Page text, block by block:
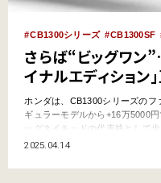
CB1300シリーズ CB1300SF
さらば“ビッグワン
イナルエディション
ホンダは、CB1300シリーズの
ギュラーモデルから+16万5000
ッグネイキッドの代表格として
ングマシン編集部 ●外部リンク:
ドスポーツ」を具現化し…
2025.04.14